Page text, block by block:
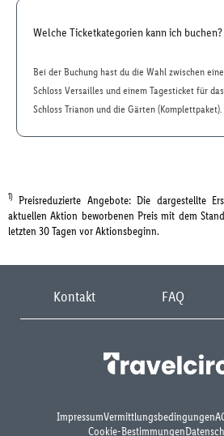
Welche Ticketkategorien kann ich buchen?
Bei der Buchung hast du die Wahl zwischen
Schloss Versailles und einem Tagesticket für
Schloss Trianon und die Gärten (Komplettpaket).
1) Preisreduzierte Angebote: Die dargestellte
aktuellen Aktion beworbenen Preis mit dem
letzten 30 Tagen vor Aktionsbeginn.
Kontakt FAQ
ImpressumVermittlungsbedingungen
Cookie-Bestimmungen